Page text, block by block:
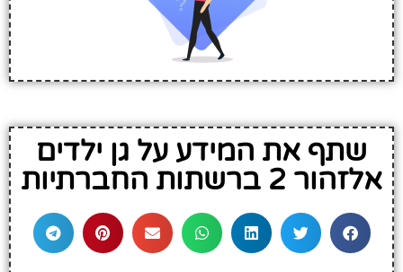
שתף את המידע על גן ילדים
אלזהור 2 ברשתות החברתיות